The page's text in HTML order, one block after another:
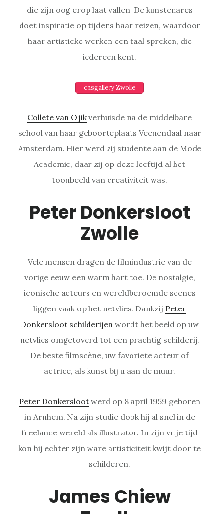
die zijn oog erop laat vallen. De kunstenares
doet inspiratie op tijdens haar reizen, waardoor
haar artistieke werken een taal spreken, die
iedereen kent.
cnsgallery Zwolle
Collete van Ojik verhuisde na de middelbare
school van haar geboorteplaats Veenendaal naar
Amsterdam. Hier werd zij studente aan de Mode
Academie, daar zij op deze leeftijd al het
toonbeeld van creativiteit was.
Peter Donkersloot
Zwolle
Vele mensen dragen de filmindustrie van de
vorige eeuw een warm hart toe. De nostalgie,
iconische acteurs en wereldberoemde scenes
liggen vaak op het netvlies. Dankzij Peter
Donkersloot schilderijen wordt het beeld op uw
netvlies omgetoverd tot een prachtig schilderij.
De beste filmscène, uw favoriete acteur of
actrice, als kunst bij u aan de muur.
Peter Donkerslootwerd op 8 april 1959 geboren
in Arnhem. Na zijn studie dook hij al snel in de
freelance wereld als illustrator. In zijn vrije tijd
kon hij echter zijn ware artisticiteit kwijt door te
schilderen.
James Chiew